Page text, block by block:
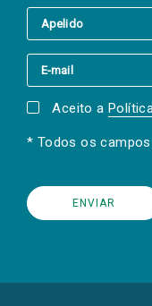
Aceito a
* Todos os